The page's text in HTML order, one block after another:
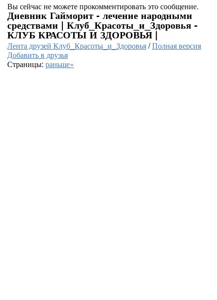
Вы сейчас не можете прокомментировать это сообщение.
Дневник Гайморит - лечение народными
средствами | Клуб_Красоты_и_Здоровья -
КЛУБ КРАСОТЫ И ЗДОРОВЬЯ |
Лента друзей Клуб_Красоты_и_Здоровья/Полная версия
Добавить в друзья
Страницы: раньше»